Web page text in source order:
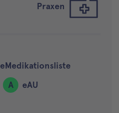
Praxen
eMedikationsliste
A
eAU